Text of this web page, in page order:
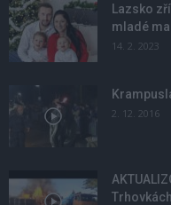
Lazsko
mladé
14. 2. 2023
2. 12. 2016